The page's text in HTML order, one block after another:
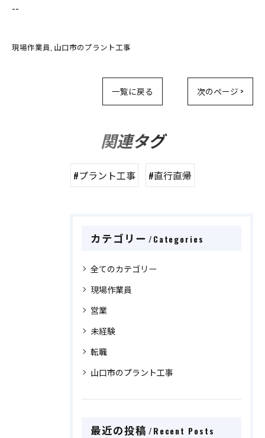
--
現場作業員 山口市のプラント工事
一覧に戻る 次のページ >
関連タグ
#プラント工事 #直行直帰
カテゴリー Categories
全てのカテゴリー
現場作業員
営業
未経験
転職
山口市のプラント工事
最近の投稿 Recent Posts